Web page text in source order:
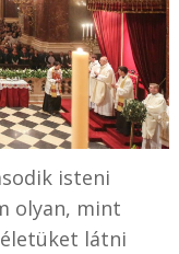
isteni
olyan, mint
látni